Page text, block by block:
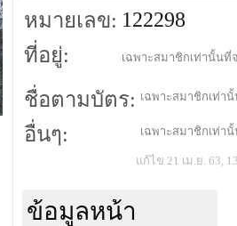
หมายเลข: 122298
ที่อยู่:
เฉพาะสมาชิกเท่านั้นที่
ชื่อตามบัตร: เฉพาะสมาชิกเท่า
อื่นๆ: เฉพาะสมาชิกเท่า
แก้ไข 21 เม.ย. 63,
ข้อมูลหน้า